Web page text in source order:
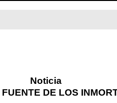
Noticia
DE LOS